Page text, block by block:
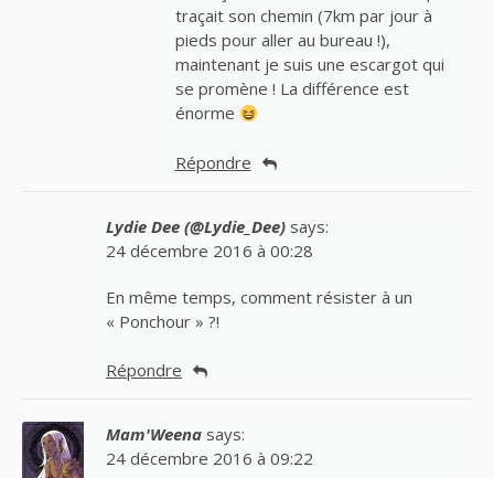
traçait son chemin (7km par jour à
pieds pour aller au bureau !),
maintenant je suis une escargot qui
se promène ! La différence est
énorme
Répondre
Lydie Dee (@Lydie_Dee) says:
24 décembre 2016 à 00:28
En même temps, comment résister à un
« Ponchour » ?!
Répondre
Mam'Weena says:
24 décembre 2016 à 09:22